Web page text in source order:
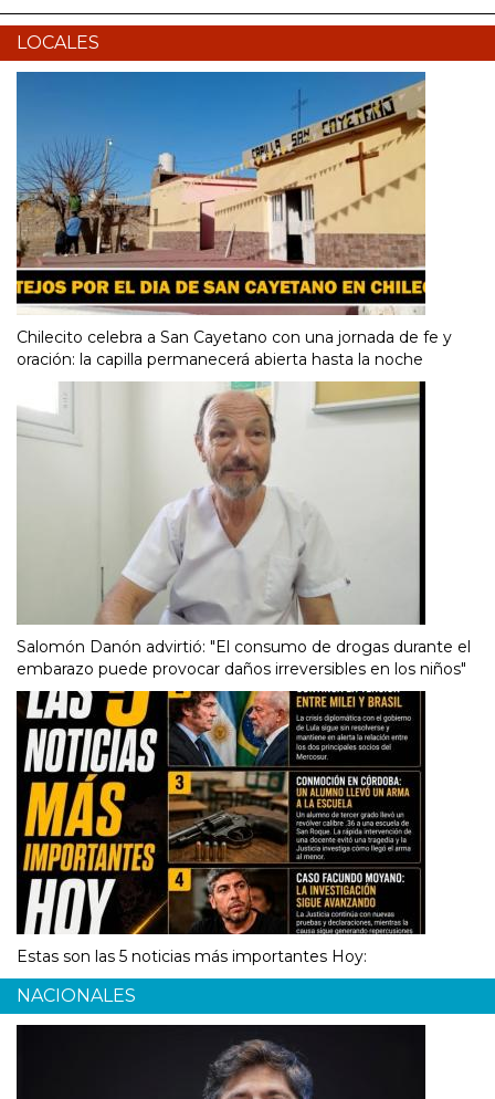
LOCALES
Chilecito celebra a San Cayetano con una jornada de fe y
oración: la capilla permanecerá abierta hasta la noche
Salomón Danón advirtió: "El consumo de drogas durante el
embarazo puede provocar daños irreversibles en los niños"
Estas son las 5 noticias más importantes Hoy:
NACIONALES